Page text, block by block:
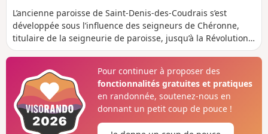
L’ancienne paroisse de Saint-Denis-des-Coudrais s’est
développée sous l’influence des seigneurs de Chéronne,
titulaire de la seigneurie de paroisse, jusqu’à la Révolution.
Le village relevait sous l’Ancien Régime du Perche (rive
Chéronne). Si l’économie locale était essentiellement
agricole, des gisements d’argile blanche de très grande
qualité ont été exploités très tôt pour alimenter les ateliers
de céramique des alentours, notamment de Tuffé,
Bonnétable et Prévelles. Cette activité a cessé au milieu du
Pour continuer à proposer des
fonctionnalités gratuites et pratiques
en randonnée, soutenez-nous en
donnant un petit coup de pouce !